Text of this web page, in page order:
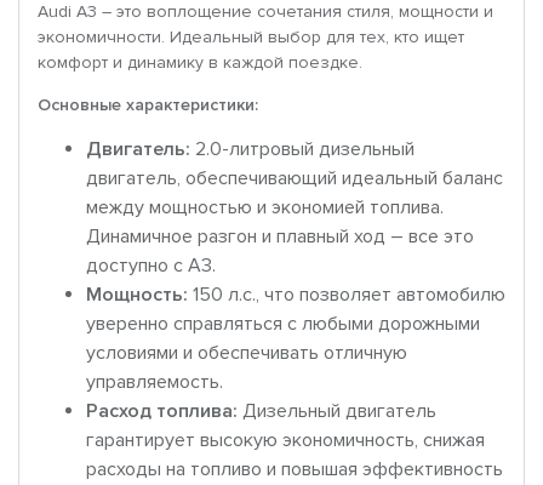
Audi A3 – это воплощение сочетания стиля, мощности и
экономичности. Идеальный выбор для тех, кто ищет
комфорт и динамику в каждой поездке.
Основные характеристики:
Двигатель: 2.0-литровый дизельный
двигатель, обеспечивающий идеальный баланс
между мощностью и экономией топлива.
Динамичное разгон и плавный ход – все это
доступно с A3.
Мощность: 150 л.с., что позволяет автомобилю
уверенно справляться с любыми дорожными
условиями и обеспечивать отличную
управляемость.
Расход топлива: Дизельный двигатель
гарантирует высокую экономичность, снижая
расходы на топливо и повышая эффективность